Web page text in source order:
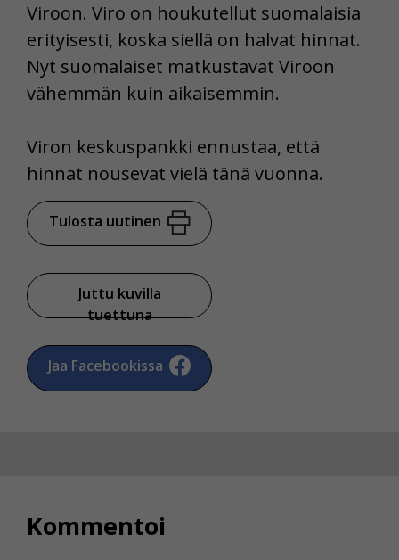
Viroon. Viro on houkutellut suomalaisia
erityisesti, koska siellä on halvat hinnat.
Nyt suomalaiset matkustavat Viroon
vähemmän kuin aikaisemmin.
Viron keskuspankki ennustaa, että
hinnat nousevat vielä tänä vuonna.
Tulosta uutinen
Juttu kuvilla
tuettuna
Jaa Facebookissa
Kommentoi